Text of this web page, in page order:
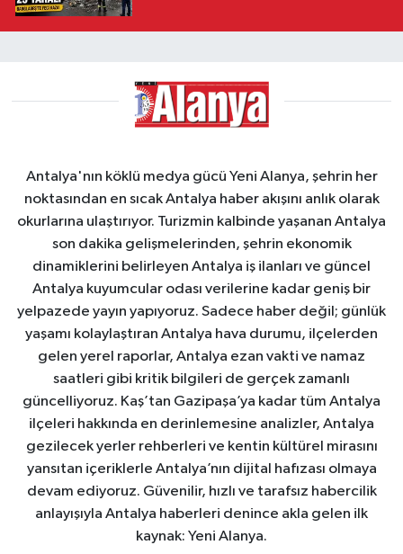
Antalya'nın köklü medya gücü Yeni Alanya, şehrin her
noktasından en sıcak Antalya haber akışını anlık olarak
okurlarına ulaştırıyor. Turizmin kalbinde yaşanan Antalya
son dakika gelişmelerinden, şehrin ekonomik
dinamiklerini belirleyen Antalya iş ilanları ve güncel
Antalya kuyumcular odası verilerine kadar geniş bir
yelpazede yayın yapıyoruz. Sadece haber değil; günlük
yaşamı kolaylaştıran Antalya hava durumu, ilçelerden
gelen yerel raporlar, Antalya ezan vakti ve namaz
saatleri gibi kritik bilgileri de gerçek zamanlı
güncelliyoruz. Kaş’tan Gazipaşa’ya kadar tüm Antalya
ilçeleri hakkında en derinlemesine analizler, Antalya
gezilecek yerler rehberleri ve kentin kültürel mirasını
yansıtan içeriklerle Antalya’nın dijital hafızası olmaya
devam ediyoruz. Güvenilir, hızlı ve tarafsız habercilik
anlayışıyla Antalya haberleri denince akla gelen ilk
kaynak: Yeni Alanya.